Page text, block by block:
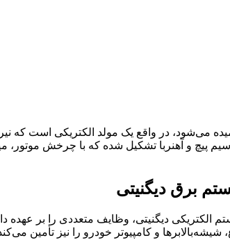
می‌شود، در واقع یک مولد الکتریکی است که
پیچ و آهنربا تشکیل شده که با چرخش
برق دیگنیتی
الکتریکی دیگنیتی، وظایف متعددی را بر
و کامپیوتر خودرو را نیز تأمین